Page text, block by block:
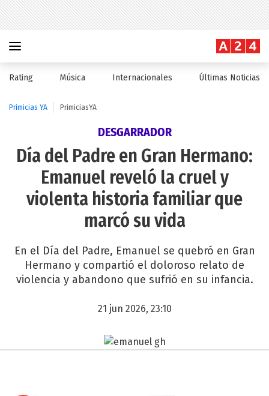
Rating Música Internacionales Últimas Noticias
Primicias YA PrimiciasYA
DESGARRADOR
Día del Padre en Gran Hermano:
Emanuel reveló la cruel y
violenta historia familiar que
marcó su vida
En el Día del Padre, Emanuel se quebró en Gran
Hermano y compartió el doloroso relato de
violencia y abandono que sufrió en su infancia.
21 jun 2026, 23:10